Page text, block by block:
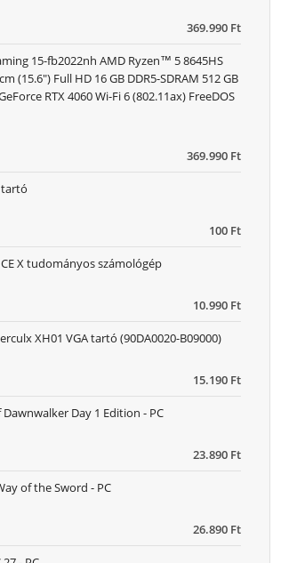
369.990 Ft
369.990 Ft
15-fb2022nh AMD Ryzen™ 5 8645HS
(15.6") Full HD 16 GB DDR5-SDRAM 512 GB
RTX 4060 Wi-Fi 6 (802.11ax) FreeDOS
100 Ft
tartó
10.990 Ft
X tudományos számológép
15.190 Ft
XH01 VGA tartó (90DA0020-B09000)
23.890 Ft
Day 1 Edition - PC
26.890 Ft
of the Sword - PC